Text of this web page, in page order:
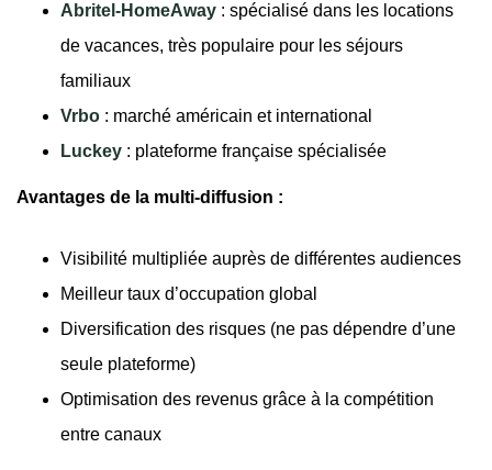
Abritel-HomeAway : spécialisé dans les locations
de vacances, très populaire pour les séjours
familiaux
Vrbo : marché américain et international
Luckey : plateforme française spécialisée
Avantages de la multi-diffusion :
Visibilité multipliée auprès de différentes audiences
Meilleur taux d’occupation global
Diversification des risques (ne pas dépendre d’une
seule plateforme)
Optimisation des revenus grâce à la compétition
entre canaux